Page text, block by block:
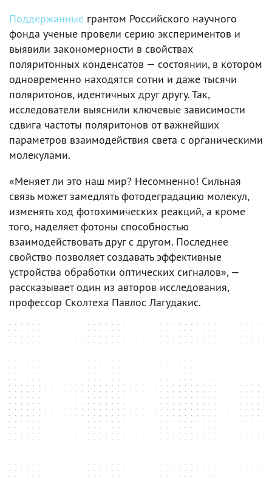
Поддержанные грантом Российского научного
фонда ученые провели серию экспериментов и
выявили закономерности в свойствах
поляритонных конденсатов — состоянии, в котором
одновременно находятся сотни и даже тысячи
поляритонов, идентичных друг другу. Так,
исследователи выяснили ключевые зависимости
сдвига частоты поляритонов от важнейших
параметров взаимодействия света с органическими
молекулами.
«Меняет ли это наш мир? Несомненно! Сильная
связь может замедлять фотодеградацию молекул,
изменять ход фотохимических реакций, а кроме
того, наделяет фотоны способностью
взаимодействовать друг с другом. Последнее
свойство позволяет создавать эффективные
устройства обработки оптических сигналов», —
рассказывает один из авторов исследования,
профессор Сколтеха Павлос Лагудакис.